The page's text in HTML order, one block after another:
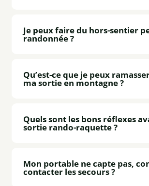
Je peux faire du hors-sentier
randonnée ?
Qu’est-ce que je peux
ma sortie en montagne ?
Quels sont les bons réflexes
sortie rando-raquette ?
Mon portable ne capte pas,
contacter les secours ?